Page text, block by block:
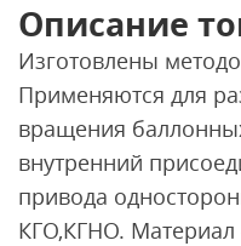
Описание
Изготовлены
Применяются для
вращения
внутренний
привода
КГО,КГНО. Материал